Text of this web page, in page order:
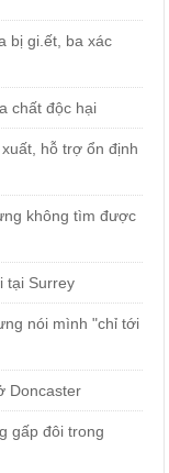
bị gi.ết, ba xác
chất độc hại
hỗ trợ ổn định
không tìm được
tại Surrey
nói mình "chỉ tới
Doncaster
gấp đôi trong